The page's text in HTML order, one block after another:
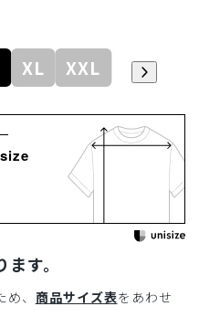
XL XXL
す。
、 商品サイズ表をあわせ